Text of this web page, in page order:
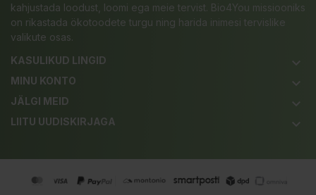
kahjustada loodust, loomi ega meie tervist. Bio4You missiooniks
on rikastada ökotoodete turgu ning harida inimesi tervislike
valikute osas.
KASULIKUD LINGID
keyboard_arrow_down
MINU KONTO keyboard_arrow_down
JÄLGI MEID keyboard_arrow_down
LIITU UUDISKIRJAGA keyboard_arrow_down